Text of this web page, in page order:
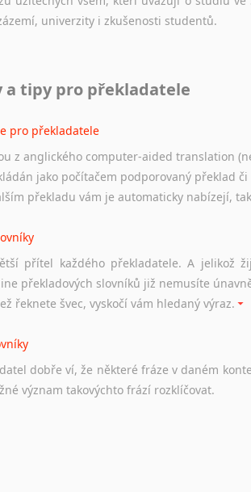
univerzity i zkušenosti studentů.
cenné informace nekomerčního
užitečných všem, kteří uvažují o studiu v
univerzity a samozřejmě i osobní
cenné informace nekomerčního
internetu případně osobní zkušenosti
práci
pravidla, jako pro český životopis. Tak dost
a tipy pro překladatele
pro překladatele
z anglického computer-aided translation
jako počítačem podporovaný překlad
překladu vám je automaticky nabízejí,
přítel každého překladatele. A jelikož
překladových slovníků již nemusíte
řeknete švec, vyskočí vám hledaný výraz.
dobře ví, že některé fráze v daném
význam takovýchto frází rozklíčovat.